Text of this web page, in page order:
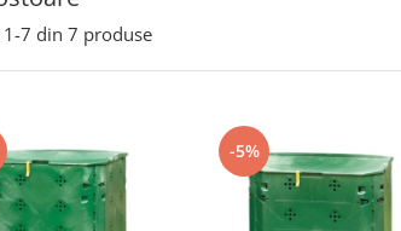
1-7 din 7 produse
-5%